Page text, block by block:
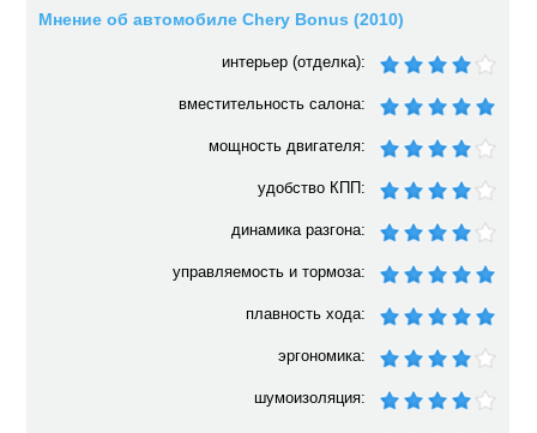
Мнение об автомобиле Chery Bonus (2010)
интерьер (отделка):
вместительность салона:
мощность двигателя:
удобство КПП:
динамика разгона:
управляемость и тормоза:
плавность хода:
эргономика:
шумоизоляция: